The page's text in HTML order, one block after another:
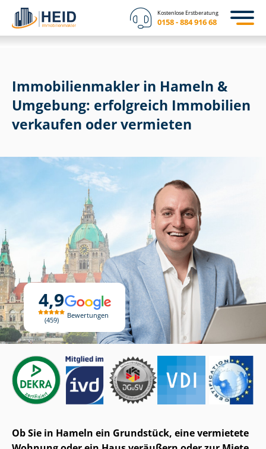
Kostenlose Erstberatung
0158 - 884 916 68
4,9
459
Bewertungen
Im­mo­bi­li­en­mak­ler in Hameln &
Umgebung: erfolgreich Immobilien
verkaufen oder vermieten
Ob Sie in Hameln ein Grundstück, eine vermietete